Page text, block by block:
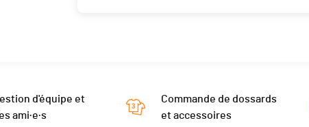
d'équipe et
ami·e·s
Commande de dossards
et accessoires